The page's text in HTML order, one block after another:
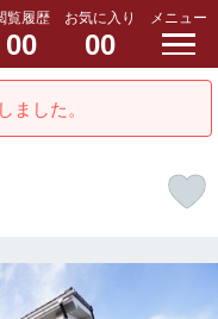
覧履歴
00
お気に入り
00
メニュー
ました。